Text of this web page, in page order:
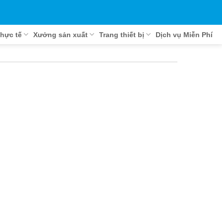
tế Xưởng sản xuất Trang thiết bị Dịch vụ Miễn Phí